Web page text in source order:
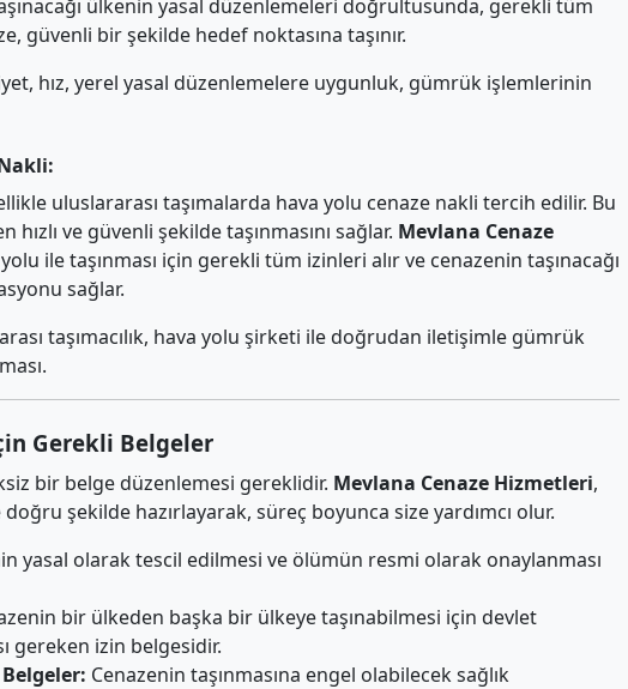
ülkenin yasal düzenlemeleri doğrultusunda, gerekli tüm
güvenli bir şekilde hedef noktasına taşınır.
hız, yerel yasal düzenlemelere uygunluk, gümrük işlemlerinin
uluslararası taşımalarda hava yolu cenaze nakli tercih edilir. Bu
ve güvenli şekilde taşınmasını sağlar. Mevlana Cenaze
ile taşınması için gerekli tüm izinleri alır ve cenazenin taşınacağı
sağlar.
taşımacılık, hava yolu şirketi ile doğrudan iletişimle gümrük
Gerekli Belgeler
bir belge düzenlemesi gereklidir. Mevlana Cenaze Hizmetleri,
şekilde hazırlayarak, süreç boyunca size yardımcı olur.
yasal olarak tescil edilmesi ve ölümün resmi olarak onaylanması
bir ülkeden başka bir ülkeye taşınabilmesi için devlet
gereken izin belgesidir.
Cenazenin taşınmasına engel olabilecek sağlık